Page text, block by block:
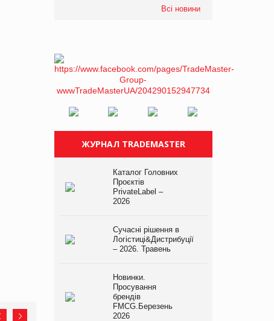
Всі новини
ЖУРНАЛ TRADEMASTER
Каталог Головних
Проєктів
PrivateLabel –
2026
Сучасні рішення в
Логістиці&Дистрибуції
– 2026. Травень
Новинки.
Просування
брендів
FMCG.Березень
2026